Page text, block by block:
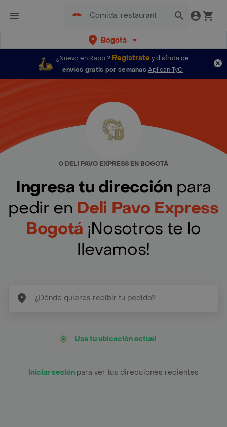
Bogotá
¿Nuevo en Rappi? Regístratey disfruta de
envíos gratis por semanas Aplican TyC
0 DELI PAVO EXPRESS EN BOGOTÁ
Ingresa tu dirección para
pedir en Deli Pavo Express
Bogotá ¡Nosotros te lo
llevamos!
Usa tu ubicación actual
Iniciar sesión para ver tus direcciones recientes